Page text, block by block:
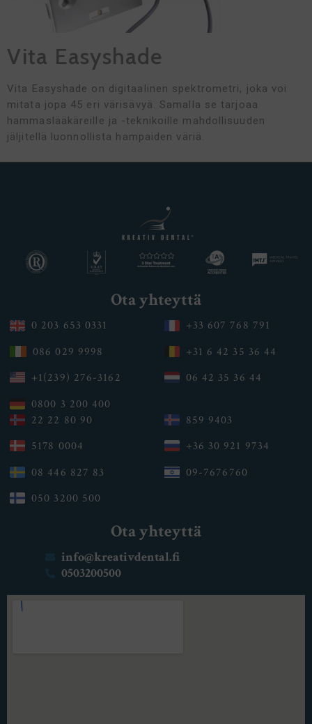
Vita Easyshade
Vita Easyshade on digitaalinen spektrometri, joka voi
mitata jopa 45 eri värisävyä. Samalla se tarjoaa
hammaslääkäreille ja -teknikoille mahdollisuuden
jäljitellä luonnollista hampaiden väriä.
Ota yhteyttä
0 203 653 0331
086 029 9998
+1(239) 276-3162
0800 3 200 400
+33 607 768 791
+31 6 42 35 36 44
06 42 35 36 44
22 22 80 90
5178 0004
08 446 827 83
050 3200 500
859 9403
+36 30 921 9734
09-7676760
Ota yhteyttä
info@kreativdental.fi
0503200500